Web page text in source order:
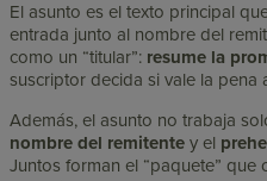
El asunto es el texto principal
entrada junto al nombre del
como un “titular”: resume la
suscriptor decida si vale la pena
Además, el asunto no trabaja
nombre del remitente y el
Juntos forman el “paquete” que